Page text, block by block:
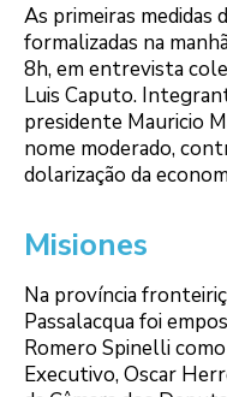
As primeiras medidas
formalizadas na
8h, em entrevista
Luis Caputo.
presidente Mauricio
nome moderado,
dolarização da
Misiones
Na província
Passalacqua foi
Romero Spinelli
Executivo, Oscar